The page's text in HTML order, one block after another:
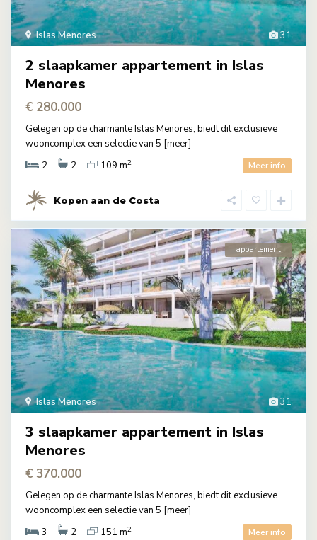
31
Islas Menores
2 slaapkamer appartement in Islas
Menores
€ 280.000
Gelegen op de charmante Islas Menores, biedt dit exclusieve
wooncomplex een selectie van 5 [meer]
2
2 109 m2 Meer info
Kopen aan de Costa
31
Islas Menores
appartement
3 slaapkamer appartement in Islas
Menores
€ 370.000
Gelegen op de charmante Islas Menores, biedt dit exclusieve
wooncomplex een selectie van 5 [meer]
3
2 151 m2 Meer info